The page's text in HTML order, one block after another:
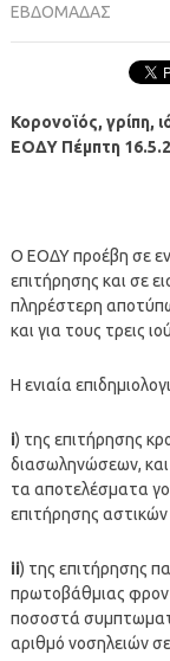
ΕΒΔΟΜΑΔΑΣ
Κορονοϊός, γρίπη,
ΕΟΔΥ Πέμπτη
Ο ΕΟΔΥ προέβη σε
επιτήρησης και σε
πληρέστερη
και για τους τρεις
Η ενιαία
i) της επιτήρησης
διασωληνώσεων,
τα αποτελέσματα
επιτήρησης
ii) της επιτήρησης
πρωτοβάθμιας
ποσοστά
αριθμό νοσηλειών